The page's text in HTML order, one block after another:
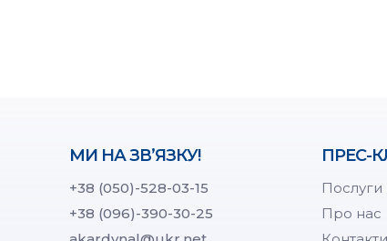
МИ НА ЗВ’ЯЗКУ!
+38 (050)-528-03-15
+38 (096)-390-30-25
ПРЕС-
Послуги
Про нас